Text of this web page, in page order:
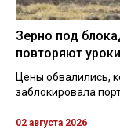
Зерно под
повторяют
Цены обвалились,
заблокировала
02 августа 2026